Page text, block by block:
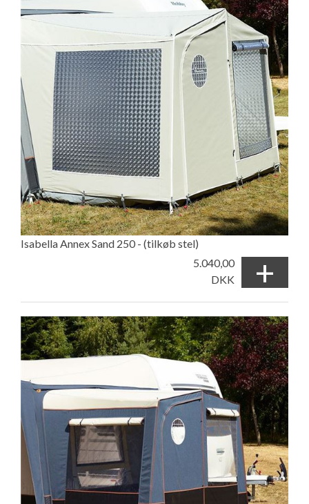
Isabella Annex Sand 250 - (tilkøb stel)
5.040,00
DKK
+